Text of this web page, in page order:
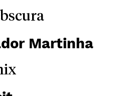
Martinha